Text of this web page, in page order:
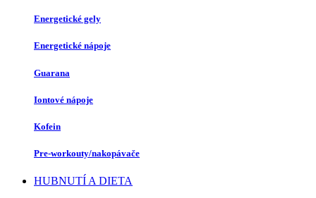
Energetické gely
Energetické nápoje
Guarana
Iontové nápoje
Kofein
Pre-workouty/nakopávače
HUBNUTÍ A DIETA